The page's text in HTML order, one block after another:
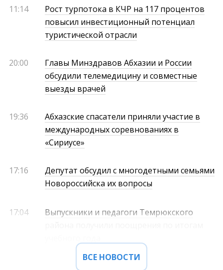
11:14
Рост турпотока в КЧР на 117 процентов
повысил инвестиционный потенциал
туристической отрасли
20:00
Главы Минздравов Абхазии и России
обсудили телемедицину и совместные
выезды врачей
19:36
Абхазские спасатели приняли участие в
международных соревнованиях в
«Сириусе»
17:16
Депутат обсудил с многодетными семьями
Новороссийска их вопросы
17:04
Выпускники и педагоги Темрюкского
ВСЕ НОВОСТИ